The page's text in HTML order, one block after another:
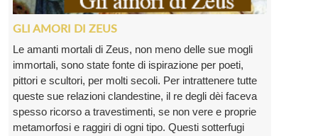
GLI AMORI DI ZEUS
Le amanti mortali di Zeus, non meno delle sue mogli
immortali, sono state fonte di ispirazione per poeti,
pittori e scultori, per molti secoli. Per intrattenere tutte
queste sue relazioni clandestine, il re degli dèi faceva
spesso ricorso a travestimenti, se non vere e proprie
metamorfosi e raggiri di ogni tipo. Questi sotterfugi